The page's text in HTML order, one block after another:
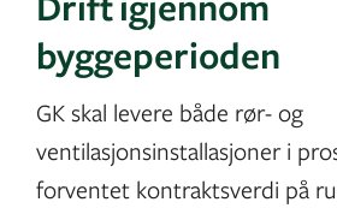
byggeperioden
GK skal levere både rør- og
ventilasjonsinstallasjoner i
forventet kontraktsverdi på